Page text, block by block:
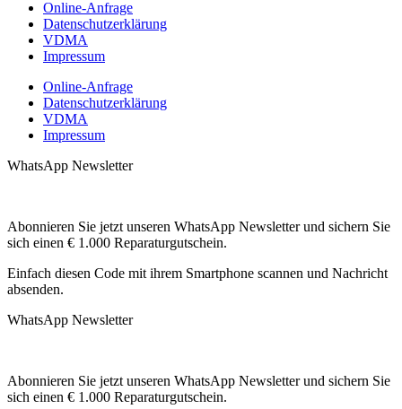
Online-Anfrage
Datenschutzerklärung
VDMA
Impressum
Online-Anfrage
Datenschutzerklärung
VDMA
Impressum
WhatsApp Newsletter
Abonnieren Sie jetzt unseren WhatsApp Newsletter und sichern Sie
sich einen € 1.000 Reparaturgutschein.
Einfach diesen Code mit ihrem Smartphone scannen und Nachricht
absenden.
WhatsApp Newsletter
Abonnieren Sie jetzt unseren WhatsApp Newsletter und sichern Sie
sich einen € 1.000 Reparaturgutschein.